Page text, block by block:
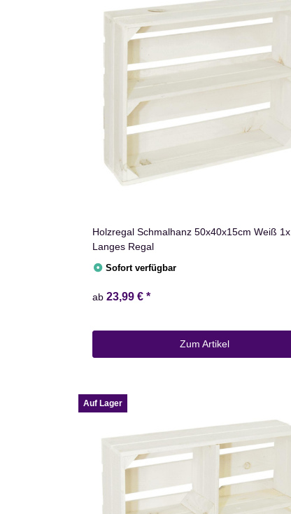
Holzregal Schmalhanz 50x40x15cm Weiß 1x
Langes Regal
Sofort verfügbar
ab 23,99 € *
Zum Artikel
Auf Lager